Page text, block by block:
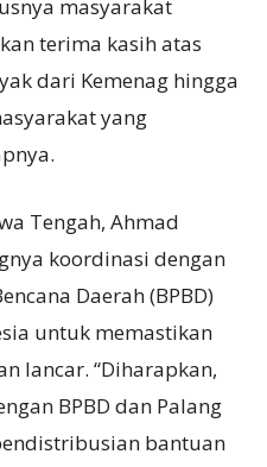
masyarakat
terima kasih atas
dari Kemenag hingga
yang
Tengah, Ahmad
koordinasi dengan
Daerah (BPBD)
untuk memastikan
lancar. “Diharapkan,
BPBD dan Palang
bantuan